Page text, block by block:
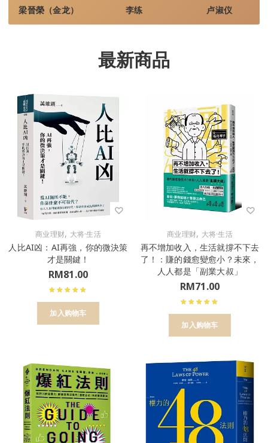
梁晉榮（金龙） 李练 卢淑仪
最新商品
商业理财, 大将·生活
人比AI凶：AI再強，你的微決策
才是關鍵！
RM81.00
加入购物车
商业理财, 大将·生活
再不增加收入，生活就撐不下去
了！：賺的錢愈變愈小？未來，
人人都是「副業大叔」
RM71.00
加入购物车